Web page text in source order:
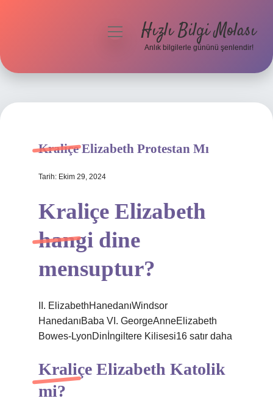
Hakkımızda
menüyüHızlı Bilgi Molası
Anlık bilgilerle gününü şenlendir!
Kraliçe Elizabeth Protestan Mı
Tarih: Ekim 29, 2024
Kraliçe Elizabeth
hangi dine
mensuptur?
II. ElizabethHanedanıWindsor
HanedanıBaba VI. GeorgeAnneElizabeth
Bowes-LyonDinİngiltere Kilisesi16 satır daha
Kraliçe Elizabeth Katolik
mi?